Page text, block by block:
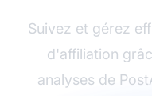
Suivez et gérez
d'affiliation
analyses de